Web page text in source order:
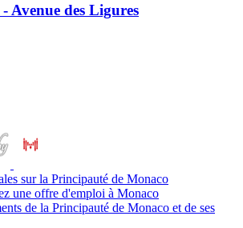
Avenue des Ligures